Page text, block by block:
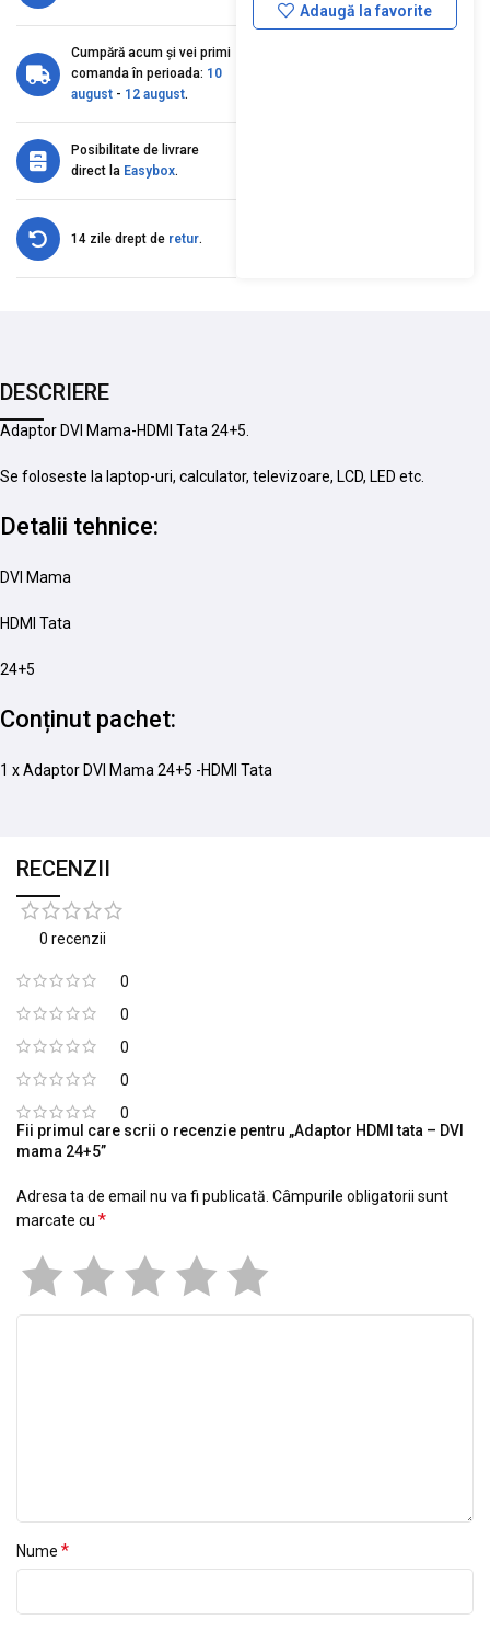
Cumpără acum și vei primi
comanda în perioada: 10
august - 12 august.
Posibilitate de livrare
direct la Easybox.
14 zile drept de retur.
Adaugă la favorite
DESCRIERE
Adaptor DVI Mama-HDMI Tata 24+5.
Se foloseste la laptop-uri, calculator, televizoare, LCD, LED etc.
Detalii tehnice:
DVI Mama
HDMI Tata
24+5
Conținut pachet:
1 x Adaptor DVI Mama 24+5 -HDMI Tata
RECENZII
0 recenzii
0
0
0
0
0
Fii primul care scrii o recenzie pentru „Adaptor HDMI tata – DVI
mama 24+5”
Adresa ta de email nu va fi publicată. Câmpurile obligatorii sunt
marcate cu *
Nume *